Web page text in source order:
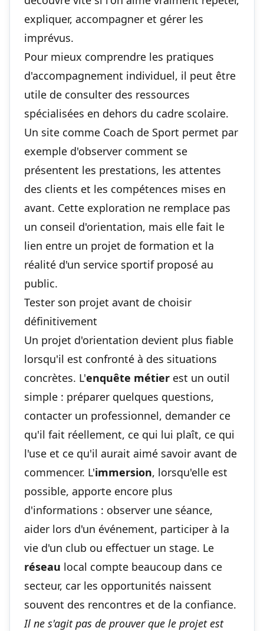
expliquer, accompagner et gérer les
imprévus.
Pour mieux comprendre les pratiques
d'accompagnement individuel, il peut être
utile de consulter des ressources
spécialisées en dehors du cadre scolaire.
Un site comme Coach de Sport permet par
exemple d'observer comment se
présentent les prestations, les attentes
des clients et les compétences mises en
avant. Cette exploration ne remplace pas
un conseil d'orientation, mais elle fait le
lien entre un projet de formation et la
réalité d'un service sportif proposé au
public.
Tester son projet avant de choisir
définitivement
Un projet d'orientation devient plus fiable
lorsqu'il est confronté à des situations
concrètes. L'enquête métier est un outil
simple : préparer quelques questions,
contacter un professionnel, demander ce
qu'il fait réellement, ce qui lui plaît, ce qui
l'use et ce qu'il aurait aimé savoir avant de
commencer. L'immersion, lorsqu'elle est
possible, apporte encore plus
d'informations : observer une séance,
aider lors d'un événement, participer à la
vie d'un club ou effectuer un stage. Le
réseau local compte beaucoup dans ce
secteur, car les opportunités naissent
souvent des rencontres et de la confiance.
Il ne s'agit pas de prouver que le projet est